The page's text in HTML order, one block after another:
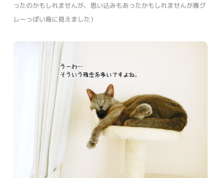
ったのかもしれませんが、思い込みもあったかもしれませんが青グ
レーっぽい鳥に見えました）